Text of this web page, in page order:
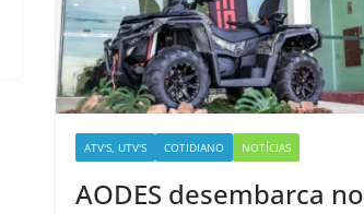
ATV'S, UTV'S COTIDIANO NOTÍCIAS
AODES desembarca no